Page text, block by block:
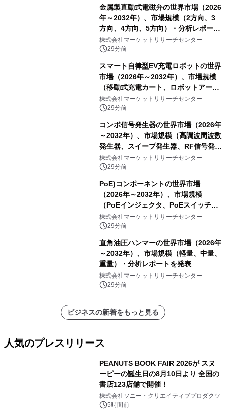
金属製直動式電磁弁の世界市場（2026
年～2032年）、市場規模（2方向、3
方向、4方向、5方向）・分析レポート
を発表
株式会社マーケットリサーチセンター
29分前
スマート自律型EV充電ロボットの世界
市場（2026年～2032年）、市場規模
（移動式充電カート、ロボットアーム
式充電システム、その他）・分析レポ
ートを発表
株式会社マーケットリサーチセンター
29分前
コンボ信号発生器の世界市場（2026年
～2032年）、市場規模（高調波周波数
発生器、スイープ発生器、RF信号発生
器、その他）・分析レポートを発表
株式会社マーケットリサーチセンター
29分前
PoE)コンポーネントの世界市場
（2026年～2032年）、市場規模
（PoEインジェクタ、PoEスイッチ、
PoEスプリッタ、PoE電源供給装置
（PSE）、PoE給電機器（PD）、PoE
発表
株式会社マーケットリサーチセンター
29分前
直角油圧ハンマーの世界市場（2026年
～2032年）、市場規模（軽量、中量、
重量）・分析レポートを発表
株式会社マーケットリサーチセンター
29分前
ビジネスの新着をもっと見る
人気のプレスリリース
PEANUTS BOOK FAIR 2026が スヌ
ーピーの誕生日の8月10日より 全国の
書店123店舗で開催！
株式会社ソニー・クリエイティブプロダクツ
5時間前